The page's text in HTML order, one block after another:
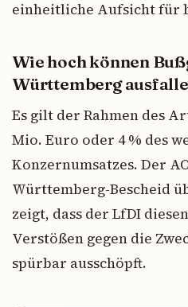
einheitliche Aufsicht für
Wie hoch können
Württemberg
Es gilt der Rahmen des
Mio. Euro oder 4 % des
Konzernumsatzes. Der
Württemberg-Bescheid
zeigt, dass der LfDI
Verstößen gegen die
spürbar ausschöpft.